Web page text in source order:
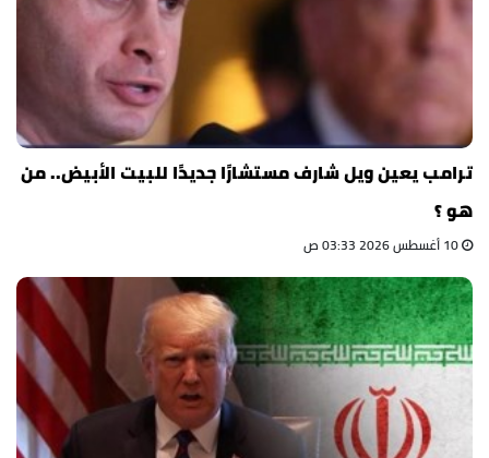
ترامب يعين ويل شارف مستشارًا جديدًا للبيت الأبيض.. من
هو ؟